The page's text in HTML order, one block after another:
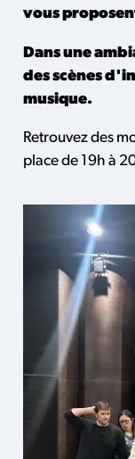
vous
Dans une
des scènes
musique.
Retrouvez des
place de 19h à